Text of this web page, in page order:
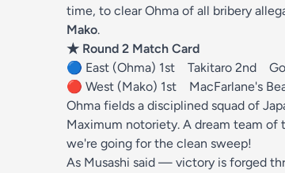
time, to clear Ohma of all bribery
Mako.
★ Round 2 Match Card
🔵 East (Ohma) 1st Takitaro 2nd
🔴 West (Mako) 1st MacFarlane's
Ohma fields a disciplined squad of
Maximum notoriety. A dream team
we're going for the clean sweep!
As Musashi said — victory is forged